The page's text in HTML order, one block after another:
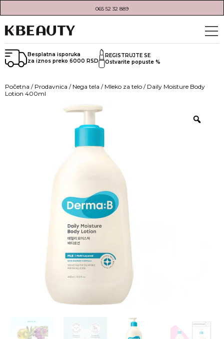
065 52 32 889
Besplatna isporuka
za iznos preko 6000 RSD
REGISTRUJTE SE
Ostvarite popuste %
Početna / Prodavnica / Nega tela / Mleko za telo / Daily Moisture Body
Lotion 400ml